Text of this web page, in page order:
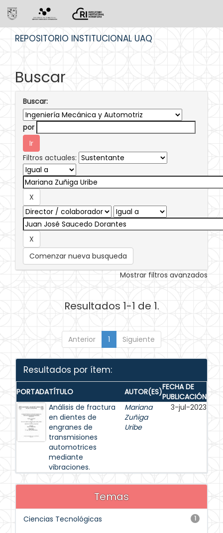
REPOSITORIO INSTITUCIONAL UAQ
Buscar
Buscar:
por
Filtros actuales:
Comenzar nueva busqueda
Mostrar filtros avanzados
Resultados 1-1 de 1.
Anterior 1 Siguiente
Resultados por ítem:
PORTADATÍTULO AUTOR(ES)FECHA DE
PUBLICACIÓN
Análisis de fractura
en dientes de
engranes de
transmisiones
automotrices
mediante
vibraciones.
Mariana
Zuñiga
Uribe
3-jul-2023
Temas
1
Ciencias Tecnológicas